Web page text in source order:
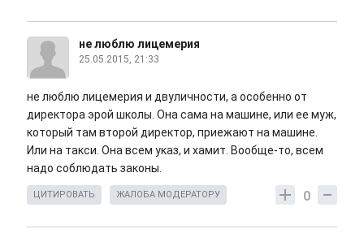
не люблю лицемерия
25.05.2015, 21:33
не люблю лицемерия и двуличности, а особенно от
директора эрой школы. Она сама на машине, или ее муж,
который там второй директор, приежают на машине.
Или на такси. Она всем указ, и хамит. Вообще-то, всем
надо соблюдать законы.
0
ЦИТИРОВАТЬ ЖАЛОБА МОДЕРАТОРУ